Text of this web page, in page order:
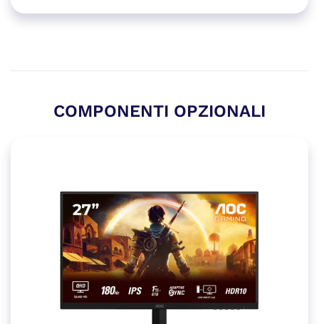
COMPONENTI OPZIONALI